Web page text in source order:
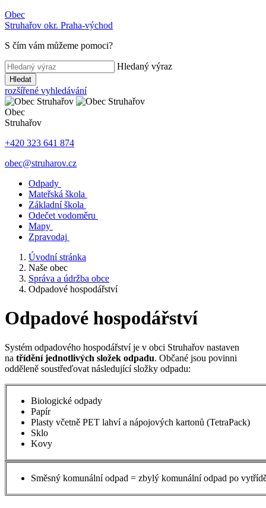
Obec
Struhařov okr. Praha-východ
S čím vám můžeme pomoci?
Hledaný výraz
Hledat
rozšířené vyhledávání
Obec
Struhařov
+420 323 641 874
obec@struharov.cz
Odpady
Mateřská škola
Základní škola
Odečet vodoměru
Mapy
Zpravodaj
Úvodní stránka
Naše obec
Správa a údržba obce
Odpadové hospodářství
Odpadové hospodářství
Systém odpadového hospodářství je v obci Struhařov nastaven
na třídění jednotlivých složek odpadu. Občané jsou povinni
odděleně soustřeďovat následující složky odpadu:
Biologické odpady
Papír
Plasty včetně PET lahví a nápojových kartonů (TetraPack)
Sklo
Kovy
Směsný komunální odpad = zbylý komunální odpad po